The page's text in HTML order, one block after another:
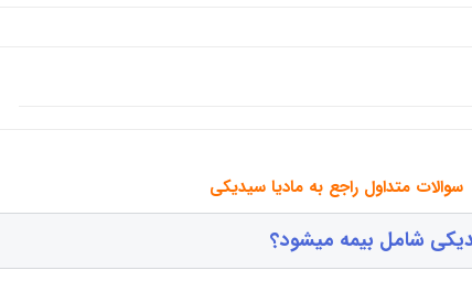
سوالات متداول راجع به مادیا سیدیکی
شامل بیمه میشود؟